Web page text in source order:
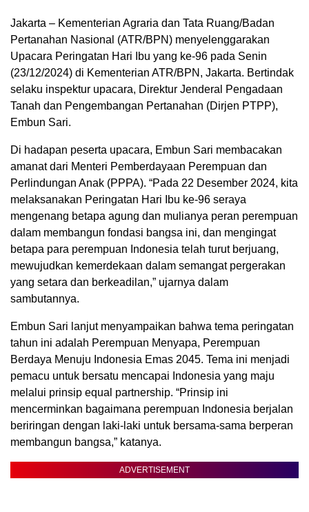
Jakarta – Kementerian Agraria dan Tata Ruang/Badan
Pertanahan Nasional (ATR/BPN) menyelenggarakan
Upacara Peringatan Hari Ibu yang ke-96 pada Senin
(23/12/2024) di Kementerian ATR/BPN, Jakarta. Bertindak
selaku inspektur upacara, Direktur Jenderal Pengadaan
Tanah dan Pengembangan Pertanahan (Dirjen PTPP),
Embun Sari.
Di hadapan peserta upacara, Embun Sari membacakan
amanat dari Menteri Pemberdayaan Perempuan dan
Perlindungan Anak (PPPA). “Pada 22 Desember 2024, kita
melaksanakan Peringatan Hari Ibu ke-96 seraya
mengenang betapa agung dan mulianya peran perempuan
dalam membangun fondasi bangsa ini, dan mengingat
betapa para perempuan Indonesia telah turut berjuang,
mewujudkan kemerdekaan dalam semangat pergerakan
yang setara dan berkeadilan,” ujarnya dalam
sambutannya.
Embun Sari lanjut menyampaikan bahwa tema peringatan
tahun ini adalah Perempuan Menyapa, Perempuan
Berdaya Menuju Indonesia Emas 2045. Tema ini menjadi
pemacu untuk bersatu mencapai Indonesia yang maju
melalui prinsip equal partnership. “Prinsip ini
mencerminkan bagaimana perempuan Indonesia berjalan
beriringan dengan laki-laki untuk bersama-sama berperan
membangun bangsa,” katanya.
ADVERTISEMENT